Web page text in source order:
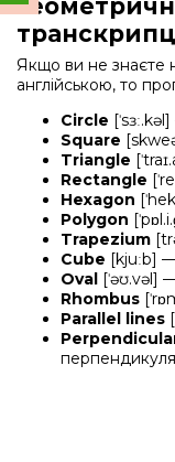
Якщо ви не знаєте
англійською, то
Circle
Square
Triangle
Rectangle
Hexagon
Polygon
Trapezium
Cube [kjuːb]
Oval [ˈəʊ.vəl]
Rhombus
Parallel lines